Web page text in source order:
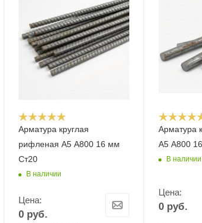
Арматура круглая
рифленая А5 А800 16 мм
Ст20
В наличии
Цена:
0руб.
Арматура
А5 А800
В наличии
Цена:
0руб.